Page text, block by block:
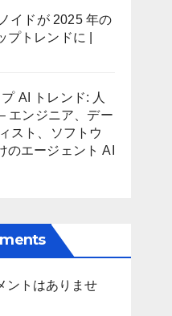
イドが 2025 年の
プトレンドに |
AI トレンド: 人
エンジニア、デー
スト、ソフトウ
のエージェント AI
ントはありませ